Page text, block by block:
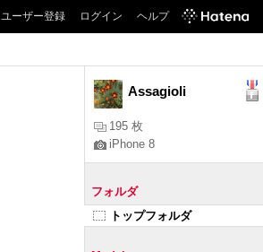
ユーザー登録 ログイン ヘルプ
Assagioli
195 枚
iPhone 8
フォルダ
トップフォルダ